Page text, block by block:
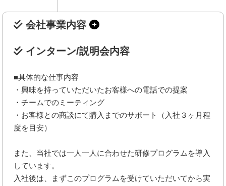
会社事業内容
インターン/説明会内容
■具体的な仕事内容
・興味を持っていただいたお客様への電話での提案
・チームでのミーティング
・お客様との商談にて購入までのサポート（入社３ヶ月程
度を目安）
また、当社では一人一人に合わせた研修プログラムを導入
しています。
入社後は、まずこのプログラムを受けていただいてから実